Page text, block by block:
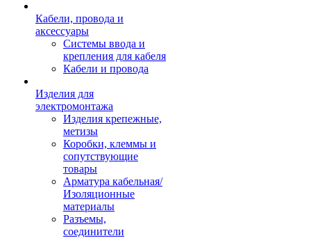
Кабели, провода и
аксессуары
Системы ввода и
крепления для кабеля
Кабели и провода
Изделия для
электромонтажа
Изделия крепежные,
метизы
Коробки, клеммы и
сопутствующие
товары
Арматура кабельная/
Изоляционные
материалы
Разъемы,
соединители